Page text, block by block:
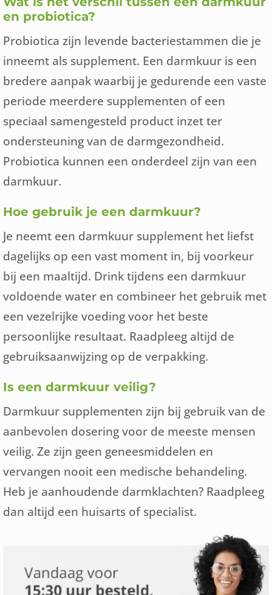
en probiotica?
Probiotica zijn levende bacteriestammen die je
inneemt als supplement. Een darmkuur is een
bredere aanpak waarbij je gedurende een vaste
periode meerdere supplementen of een
speciaal samengesteld product inzet ter
ondersteuning van de darmgezondheid.
Probiotica kunnen een onderdeel zijn van een
darmkuur.
Hoe gebruik je een darmkuur?
Je neemt een darmkuur supplement het liefst
dagelijks op een vast moment in, bij voorkeur
bij een maaltijd. Drink tijdens een darmkuur
voldoende water en combineer het gebruik met
een vezelrijke voeding voor het beste
persoonlijke resultaat. Raadpleeg altijd de
gebruiksaanwijzing op de verpakking.
Is een darmkuur veilig?
Darmkuur supplementen zijn bij gebruik van de
aanbevolen dosering voor de meeste mensen
veilig. Ze zijn geen geneesmiddelen en
vervangen nooit een medische behandeling.
Heb je aanhoudende darmklachten? Raadpleeg
dan altijd een huisarts of specialist.